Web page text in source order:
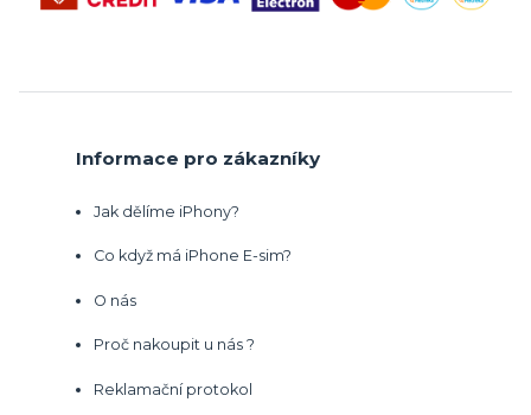
Informace pro zákazníky
Jak dělíme iPhony?
Co když má iPhone E-sim?
O nás
Proč nakoupit u nás ?
Reklamační protokol